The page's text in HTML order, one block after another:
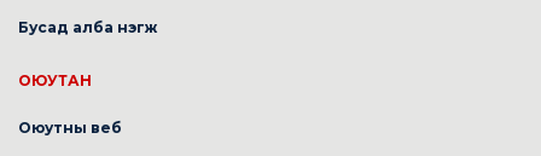
Бусад алба нэгж
ОЮУТАН
Оюутны веб